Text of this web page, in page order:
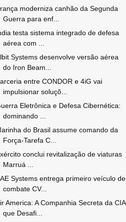
moderniza canhão da Segunda
Guerra para enf...
testa sistema integrado de defesa
aérea com ...
Systems desenvolve versão aérea
do Iron Beam...
entre CONDOR e 4iG vai
impulsionar soluçõ...
Eletrônica e Defesa Cibernética:
dominando ...
do Brasil assume comando da
Força-Tarefa C...
conclui revitalização de viaturas
Marruá ...
Systems entrega primeiro veículo de
combate CV...
America: A Companhia Secreta da CIA
que Desafi...